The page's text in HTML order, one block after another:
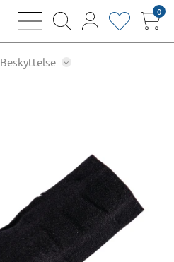
bars
magnifying
user
heart0
Beskyttelse